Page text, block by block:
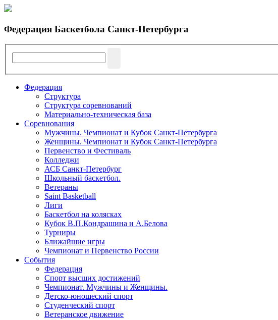
Федерация Баскетбола Санкт-Петербурга
Федерация
Структура
Структура соревнований
Материально-техническая база
Соревнования
Мужчины. Чемпионат и Кубок Санкт-Петербурга
Женщины. Чемпионат и Кубок Санкт-Петербурга
Первенство и Фестиваль
Колледжи
АСБ Санкт-Петербург
Школьный баскетбол.
Ветераны
Saint Basketball
Лиги
Баскетбол на колясках
Кубок В.П.Кондрашина и А.Белова
Турниры
Ближайшие игры
Чемпионат и Первенство России
События
Федерация
Спорт высших достижений
Чемпионат. Мужчины и Женщины.
Детско-юношеский спорт
Студенческий спорт
Ветеранское движение